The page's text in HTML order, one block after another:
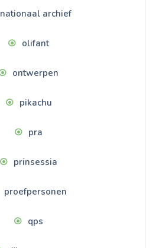
nationaal archief
olifant
ontwerpen
pikachu
pra
prinsessia
proefpersonen
qps